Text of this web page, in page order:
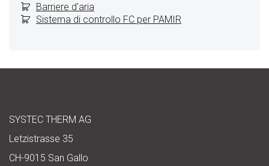
Barriere d'aria
Sistema di controllo FC per PAMIR
SYSTEC THERM AG
Letzistrasse 35
CH-9015 San Gallo